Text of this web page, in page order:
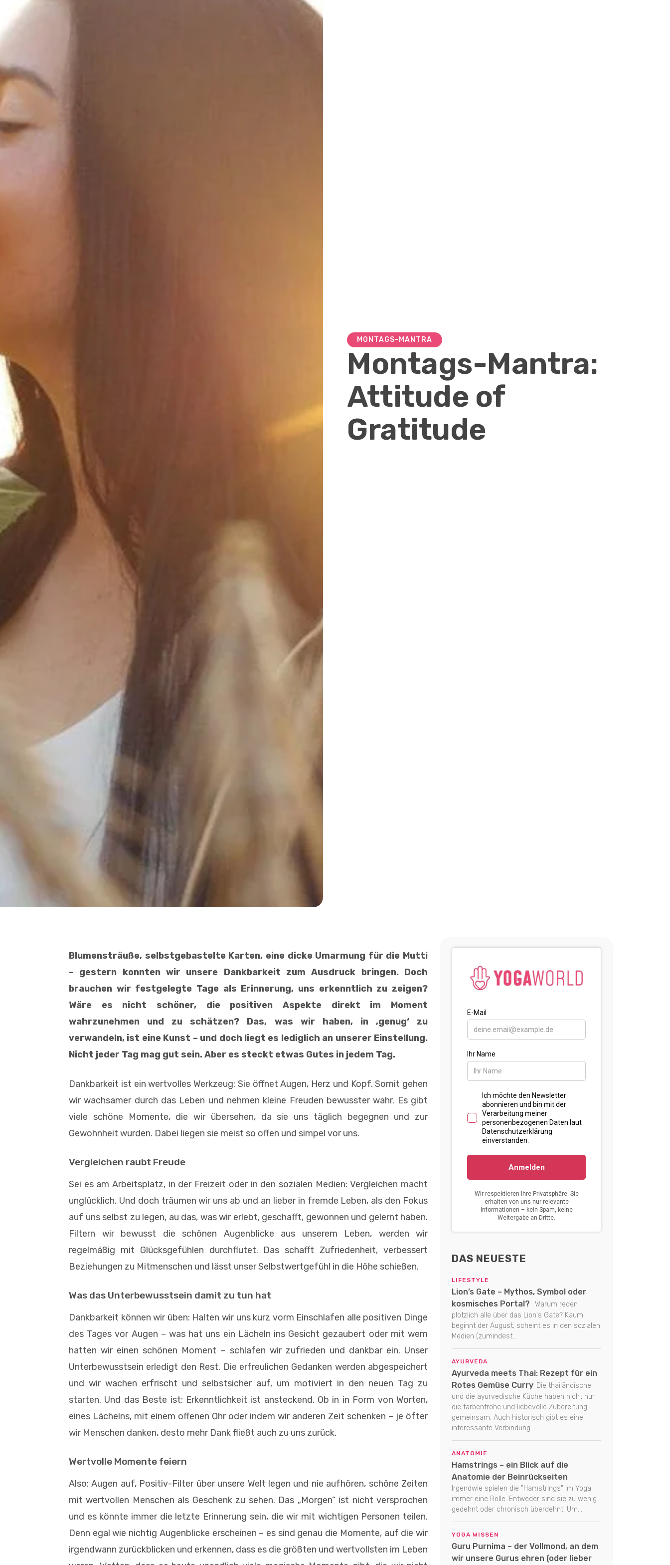
MONTAGS-MANTRA
Montags-Mantra:
Attitude of
Gratitude
Blumensträuße, selbstgebastelte Karten, eine dicke Umarmung für die Mutti
– gestern konnten wir unsere Dankbarkeit zum Ausdruck bringen. Doch
brauchen wir festgelegte Tage als Erinnerung, uns erkenntlich zu zeigen?
Wäre es nicht schöner, die positiven Aspekte direkt im Moment
wahrzunehmen und zu schätzen? Das, was wir haben, in ‚genug‘ zu
verwandeln, ist eine Kunst – und doch liegt es lediglich an unserer Einstellung.
Nicht jeder Tag mag gut sein. Aber es steckt etwas Gutes in jedem Tag.
Dankbarkeit ist ein wertvolles Werkzeug: Sie öffnet Augen, Herz und Kopf. Somit gehen
wir wachsamer durch das Leben und nehmen kleine Freuden bewusster wahr. Es gibt
viele schöne Momente, die wir übersehen, da sie uns täglich begegnen und zur
Gewohnheit wurden. Dabei liegen sie meist so offen und simpel vor uns.
Vergleichen raubt Freude
Sei es am Arbeitsplatz, in der Freizeit oder in den sozialen Medien: Vergleichen macht
unglücklich. Und doch träumen wir uns ab und an lieber in fremde Leben, als den Fokus
auf uns selbst zu legen, au das, was wir erlebt, geschafft, gewonnen und gelernt haben.
Filtern wir bewusst die schönen Augenblicke aus unserem Leben, werden wir
regelmäßig mit Glücksgefühlen durchflutet. Das schafft Zufriedenheit, verbessert
Beziehungen zu Mitmenschen und lässt unser Selbstwertgefühl in die Höhe schießen.
Was das Unterbewusstsein damit zu tun hat
Dankbarkeit können wir üben: Halten wir uns kurz vorm Einschlafen alle positiven Dinge
des Tages vor Augen – was hat uns ein Lächeln ins Gesicht gezaubert oder mit wem
hatten wir einen schönen Moment – schlafen wir zufrieden und dankbar ein. Unser
Unterbewusstsein erledigt den Rest. Die erfreulichen Gedanken werden abgespeichert
und wir wachen erfrischt und selbstsicher auf, um motiviert in den neuen Tag zu
starten. Und das Beste ist: Erkenntlichkeit ist ansteckend. Ob in in Form von Worten,
eines Lächelns, mit einem offenen Ohr oder indem wir anderen Zeit schenken – je öfter
wir Menschen danken, desto mehr Dank fließt auch zu uns zurück.
Wertvolle Momente feiern
Also: Augen auf, Positiv-Filter über unsere Welt legen und nie aufhören, schöne Zeiten
mit wertvollen Menschen als Geschenk zu sehen. Das „Morgen“ ist nicht versprochen
und es könnte immer die letzte Erinnerung sein, die wir mit wichtigen Personen teilen.
Denn egal wie nichtig Augenblicke erscheinen – es sind genau die Momente, auf die wir
irgendwann zurückblicken und erkennen, dass es die größten und wertvollsten im Leben
DAS NEUESTE
LIFESTYLE
Lion’s Gate – Mythos, Symbol oder
kosmisches Portal?
Warum reden
plötzlich alle über das Lion's Gate? Kaum
beginnt der August, scheint es in den sozialen
Medien (zumindest...
AYURVEDA
Ayurveda meets Thai: Rezept für ein
Rotes Gemüse Curry Die thailändische
und die ayurvedische Küche haben nicht nur
die farbenfrohe und liebevolle Zubereitung
gemeinsam. Auch historisch gibt es eine
interessante Verbindung...
ANATOMIE
Hamstrings – ein Blick auf die
Anatomie der Beinrückseiten
Irgendwie spielen die "Hamstrings" im Yoga
immer eine Rolle. Entweder sind sie zu wenig
gedehnt oder chronisch überdehnt. Um...
YOGA WISSEN
Guru Purnima – der Vollmond, an dem
wir unsere Gurus ehren (oder lieber